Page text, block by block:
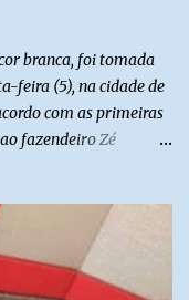
estruturas religiosas
branca, foi tomada
feira (5), na cidade de
com as primeiras
fazendeiro Zé
estava em frente à
relatos de
semelhantes a